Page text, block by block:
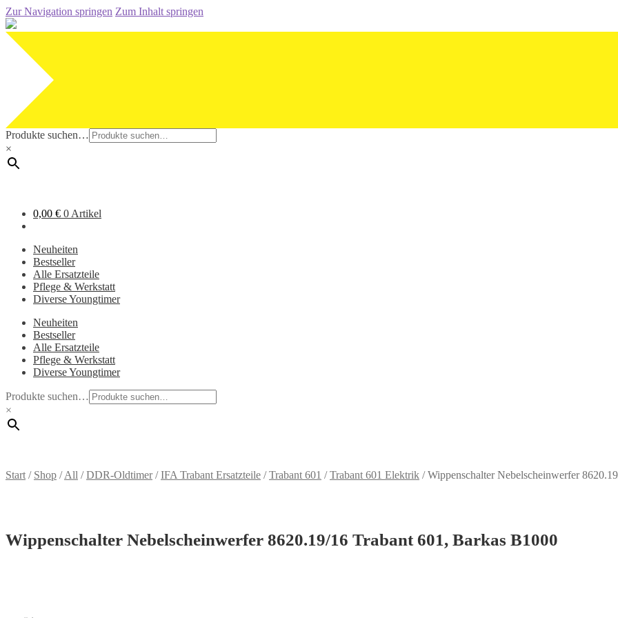
Zur Navigation springen Zum Inhalt springen
Produkte suchen…
×
0,00 € 0 Artikel
Neuheiten
Bestseller
Alle Ersatzteile
Pflege & Werkstatt
Diverse Youngtimer
Neuheiten
Bestseller
Alle Ersatzteile
Pflege & Werkstatt
Diverse Youngtimer
Produkte suchen…
×
Start / Shop /All /DDR-Oldtimer/IFA Trabant Ersatzteile /Trabant 601 /Trabant 601 Elektrik /Wippenschalter Nebelscheinwerfer
Wippenschalter Nebelscheinwerfer 8620.19/16 Trabant 601, Barkas B1000